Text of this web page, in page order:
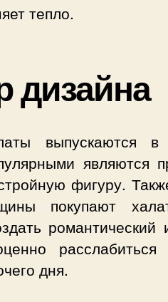
тепло.
дизайна
выпускаются в
являются
фигуру.
покупают
романтический
дня.